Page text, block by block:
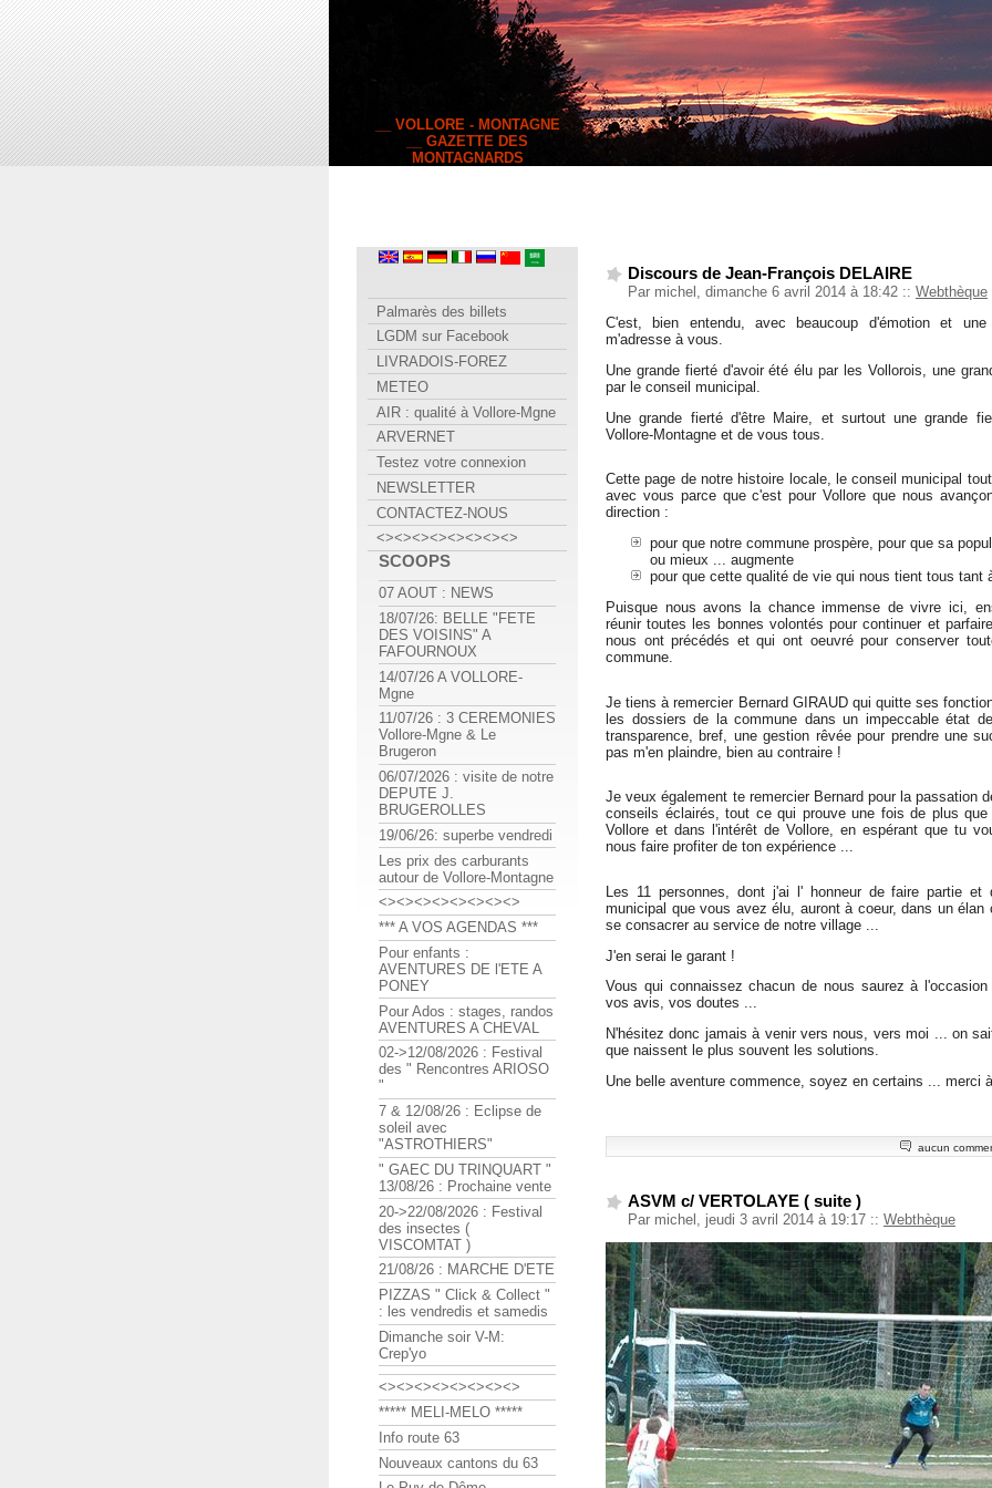
__ VOLLORE - MONTAGNE
__ GAZETTE DES
MONTAGNARDS
Discours de Jean-François DELAIRE
Par michel, dimanche 6 avril 2014 à 18:42 :: Webthèque
C'est, bien entendu, avec beaucoup d'émotion et
m'adresse à vous.
Une grande fierté d'avoir été élu par les Vollorois, une
par le conseil municipal.
Une grande fierté d'être Maire, et surtout une grande
Vollore-Montagne et de vous tous.
Cette page de notre histoire locale, le conseil municipal
avec vous parce que c'est pour Vollore que nous
direction :
pour que notre commune prospère, pour que sa
ou mieux ... augmente
pour que cette qualité de vie qui nous tient tous tant
Puisque nous avons la chance immense de vivre ici,
réunir toutes les bonnes volontés pour continuer et
nous ont précédés et qui ont oeuvré pour conserver
commune.
Je tiens à remercier Bernard GIRAUD qui quitte ses
les dossiers de la commune dans un impeccable état
transparence, bref, une gestion rêvée pour prendre une
pas m'en plaindre, bien au contraire !
Je veux également te remercier Bernard pour la passation
conseils éclairés, tout ce qui prouve une fois de plus
Vollore et dans l'intérêt de Vollore, en espérant que tu
nous faire profiter de ton expérience ...
Les 11 personnes, dont j'ai l' honneur de faire partie
municipal que vous avez élu, auront à coeur, dans un élan
se consacrer au service de notre village ...
J'en serai le garant !
Vous qui connaissez chacun de nous saurez à
vos avis, vos doutes ...
N'hésitez donc jamais à venir vers nous, vers moi ... on
que naissent le plus souvent les solutions.
Une belle aventure commence, soyez en certains ... merci
aucun
ASVM c/ VERTOLAYE ( suite )
Par michel, jeudi 3 avril 2014 à 19:17 :: Webthèque
Palmarès des billets
LGDM sur Facebook
LIVRADOIS-FOREZ
METEO
AIR : qualité à Vollore-Mgne
ARVERNET
Testez votre connexion
NEWSLETTER
CONTACTEZ-NOUS
<><><><><><><><>
SCOOPS
07 AOUT : NEWS
18/07/26: BELLE "FETE
DES VOISINS" A
FAFOURNOUX
14/07/26 A VOLLORE-
Mgne
11/07/26 : 3 CEREMONIES
Vollore-Mgne & Le
Brugeron
06/07/2026 : visite de notre
DEPUTE J.
BRUGEROLLES
19/06/26: superbe vendredi
Les prix des carburants
autour de Vollore-Montagne
<><><><><><><><>
*** A VOS AGENDAS ***
Pour enfants :
AVENTURES DE l'ETE A
PONEY
Pour Ados : stages, randos
AVENTURES A CHEVAL
02->12/08/2026 : Festival
des " Rencontres ARIOSO
"
7 & 12/08/26 : Eclipse de
soleil avec
"ASTROTHIERS"
" GAEC DU TRINQUART "
13/08/26 : Prochaine vente
20->22/08/2026 : Festival
des insectes (
VISCOMTAT )
21/08/26 : MARCHE D'ETE
PIZZAS " Click & Collect "
: les vendredis et samedis
Dimanche soir V-M:
Crep'yo
<><><><><><><><>
***** MELI-MELO *****
Info route 63
Nouveaux cantons du 63